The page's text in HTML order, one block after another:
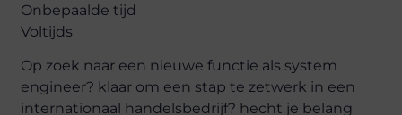
Onbepaalde tijd
Voltijds
Op zoek naar een nieuwe functie als system
engineer? klaar om een stap te zetwerk in een
internationaal handelsbedrijf? hecht je belang